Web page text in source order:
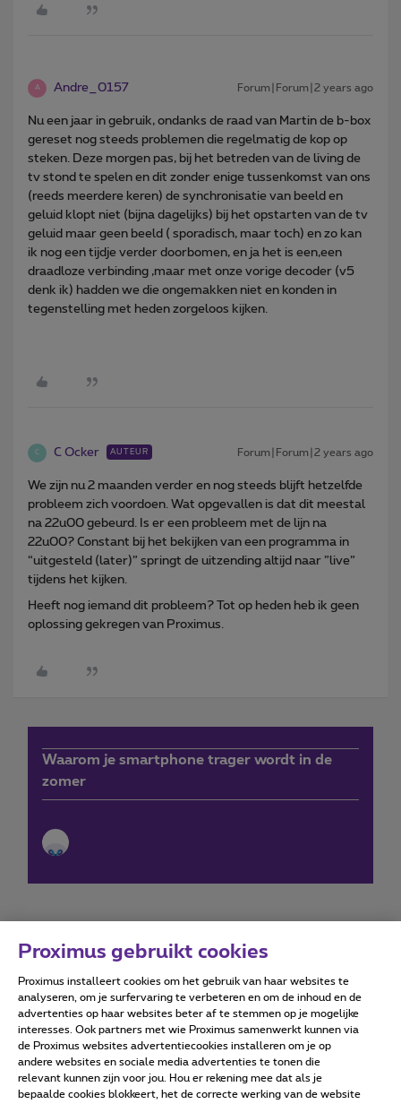
A Andre_0157 Forum|Forum|2 years ago
Nu een jaar in gebruik, ondanks de raad van Martin de b-box
gereset nog steeds problemen die regelmatig de kop op
steken. Deze morgen pas, bij het betreden van de living de
tv stond te spelen en dit zonder enige tussenkomst van ons
(reeds meerdere keren) de synchronisatie van beeld en
geluid klopt niet (bijna dagelijks) bij het opstarten van de tv
geluid maar geen beeld ( sporadisch, maar toch) en zo kan
ik nog een tijdje verder doorbomen, en ja het is een,een
draadloze verbinding ,maar met onze vorige decoder (v5
denk ik) hadden we die ongemakken niet en konden in
tegenstelling met heden zorgeloos kijken.
C C Ocker AUTEUR Forum|Forum|2 years ago
We zijn nu 2 maanden verder en nog steeds blijft hetzelfde
probleem zich voordoen. Wat opgevallen is dat dit meestal
na 22u00 gebeurd. Is er een probleem met de lijn na
22u00? Constant bij het bekijken van een programma in
“uitgesteld (later)” springt de uitzending altijd naar ”live”
tijdens het kijken.
Heeft nog iemand dit probleem? Tot op heden heb ik geen
oplossing gekregen van Proximus.
Waarom je smartphone trager wordt in de
zomer
Forumvoorwaarden Accessibility statement
Alle rechten voorbehouden. © Proximus
Proximus gebruikt cookies
Proximus installeert cookies om het gebruik van haar websites te
analyseren, om je surfervaring te verbeteren en om de inhoud en de
advertenties op haar websites beter af te stemmen op je mogelijke
interesses. Ook partners met wie Proximus samenwerkt kunnen via
de Proximus websites advertentiecookies installeren om je op
andere websites en sociale media advertenties te tonen die
relevant kunnen zijn voor jou. Hou er rekening mee dat als je
bepaalde cookies blokkeert, het de correcte werking van de website